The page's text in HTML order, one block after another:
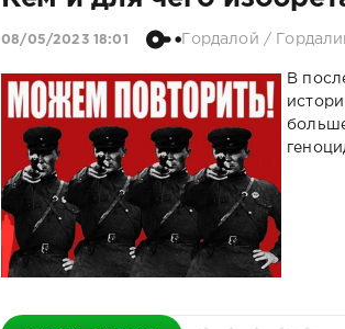
08/05/2023 18:01 Гордалой /
В